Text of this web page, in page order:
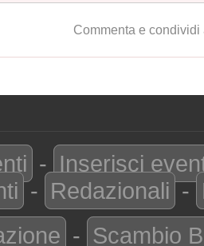
Commenta e
- Inserisci
- Redazionali -
- Scambio